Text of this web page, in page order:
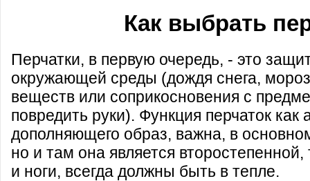
Как выбрать
Перчатки, в первую очередь, - это
окружающей среды (дождя снега,
веществ или соприкосновения с
повредить руки). Функция перчаток как
дополняющего образ, важна, в
но и там она является второстепенной,
и ноги, всегда должны быть в тепле.